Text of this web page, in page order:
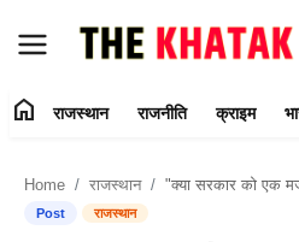
Contact Us
home राजस्थान राजनीति क्राइम
Home राजस्थान "क्या सरकार को एक मजदूर की मौत का
Post राजस्थान